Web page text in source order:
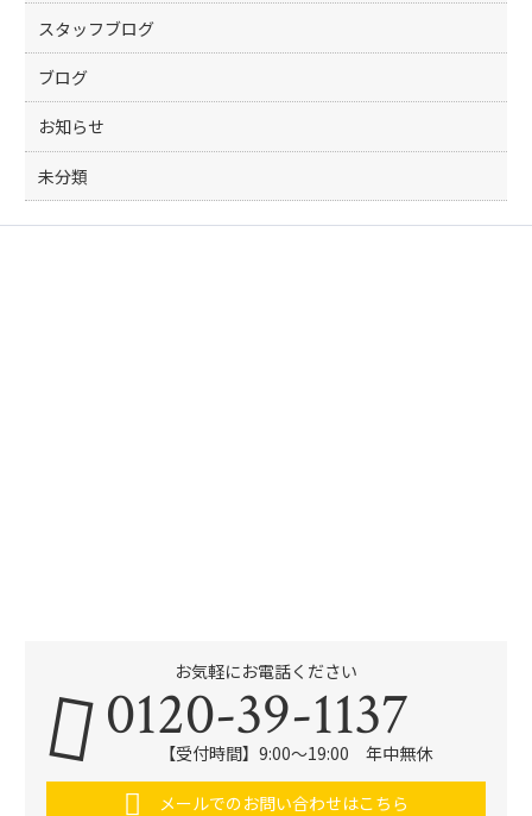
スタッフブログ
ブログ
お知らせ
未分類
お気軽にお電話ください
0120-39-1137
【受付時間】9:00～19:00 年中無休
メールでのお問い合わせはこちら